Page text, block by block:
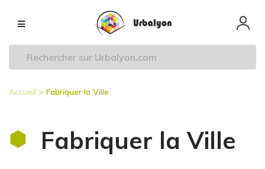
principal
Navigation
principale
d'Ariane
Accueil Fabriquer la Ville
Fabriquer la Ville